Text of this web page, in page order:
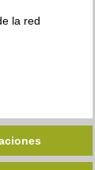
la red